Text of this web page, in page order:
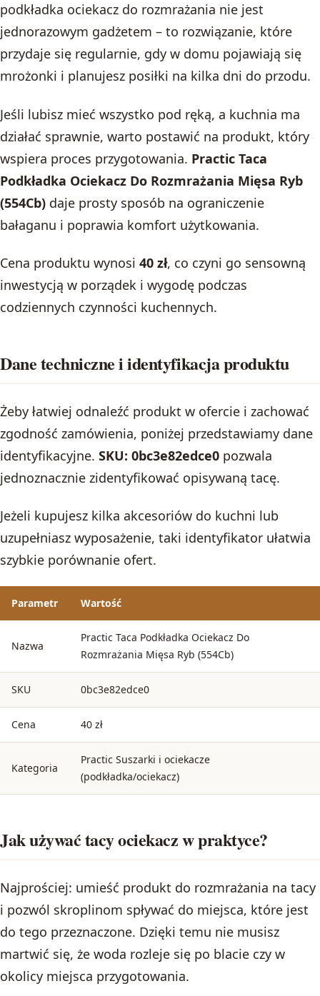
podkładka ociekacz do rozmrażania nie jest
jednorazowym gadżetem – to rozwiązanie, które
przydaje się regularnie, gdy w domu pojawiają się
mrożonki i planujesz posiłki na kilka dni do przodu.
Jeśli lubisz mieć wszystko pod ręką, a kuchnia ma
działać sprawnie, warto postawić na produkt, który
wspiera proces przygotowania. Practic Taca
Podkładka Ociekacz Do Rozmrażania Mięsa Ryb
(554Cb) daje prosty sposób na ograniczenie
bałaganu i poprawia komfort użytkowania.
Cena produktu wynosi 40 zł, co czyni go sensowną
inwestycją w porządek i wygodę podczas
codziennych czynności kuchennych.
Dane techniczne i identyfikacja produktu
Żeby łatwiej odnaleźć produkt w ofercie i zachować
zgodność zamówienia, poniżej przedstawiamy dane
identyfikacyjne. SKU: 0bc3e82edce0 pozwala
jednoznacznie zidentyfikować opisywaną tacę.
Jeżeli kupujesz kilka akcesoriów do kuchni lub
uzupełniasz wyposażenie, taki identyfikator ułatwia
szybkie porównanie ofert.
Parametr Wartość
Nazwa
Practic Taca Podkładka Ociekacz Do
Rozmrażania Mięsa Ryb (554Cb)
SKU 0bc3e82edce0
Cena 40 zł
Kategoria
Practic Suszarki i ociekacze
(podkładka/ociekacz)
Jak używać tacy ociekacz w praktyce?
Najprościej: umieść produkt do rozmrażania na tacy
i pozwól skroplinom spływać do miejsca, które jest
do tego przeznaczone. Dzięki temu nie musisz
martwić się, że woda rozleje się po blacie czy w
okolicy miejsca przygotowania.